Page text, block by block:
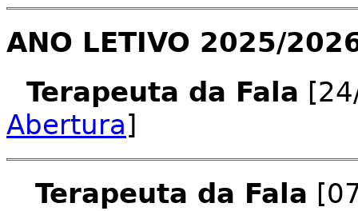
ANO LETIVO 2025/
Terapeuta da Fala
Abertura]
Terapeuta da Fala